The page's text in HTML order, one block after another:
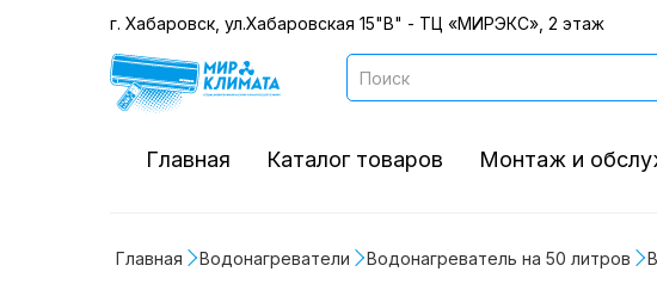
г. Хабаровск, ул.Хабаровская 15"В" - ТЦ «МИРЭКС», 2 этаж
Главная Каталог товаров Монтаж и
Главная Водонагреватели Водонагреватель на 50 литров